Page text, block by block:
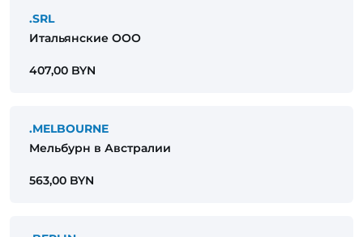
.SRL
Итальянские ООО
407,00 BYN
.MELBOURNE
Мельбурн в Австралии
563,00 BYN